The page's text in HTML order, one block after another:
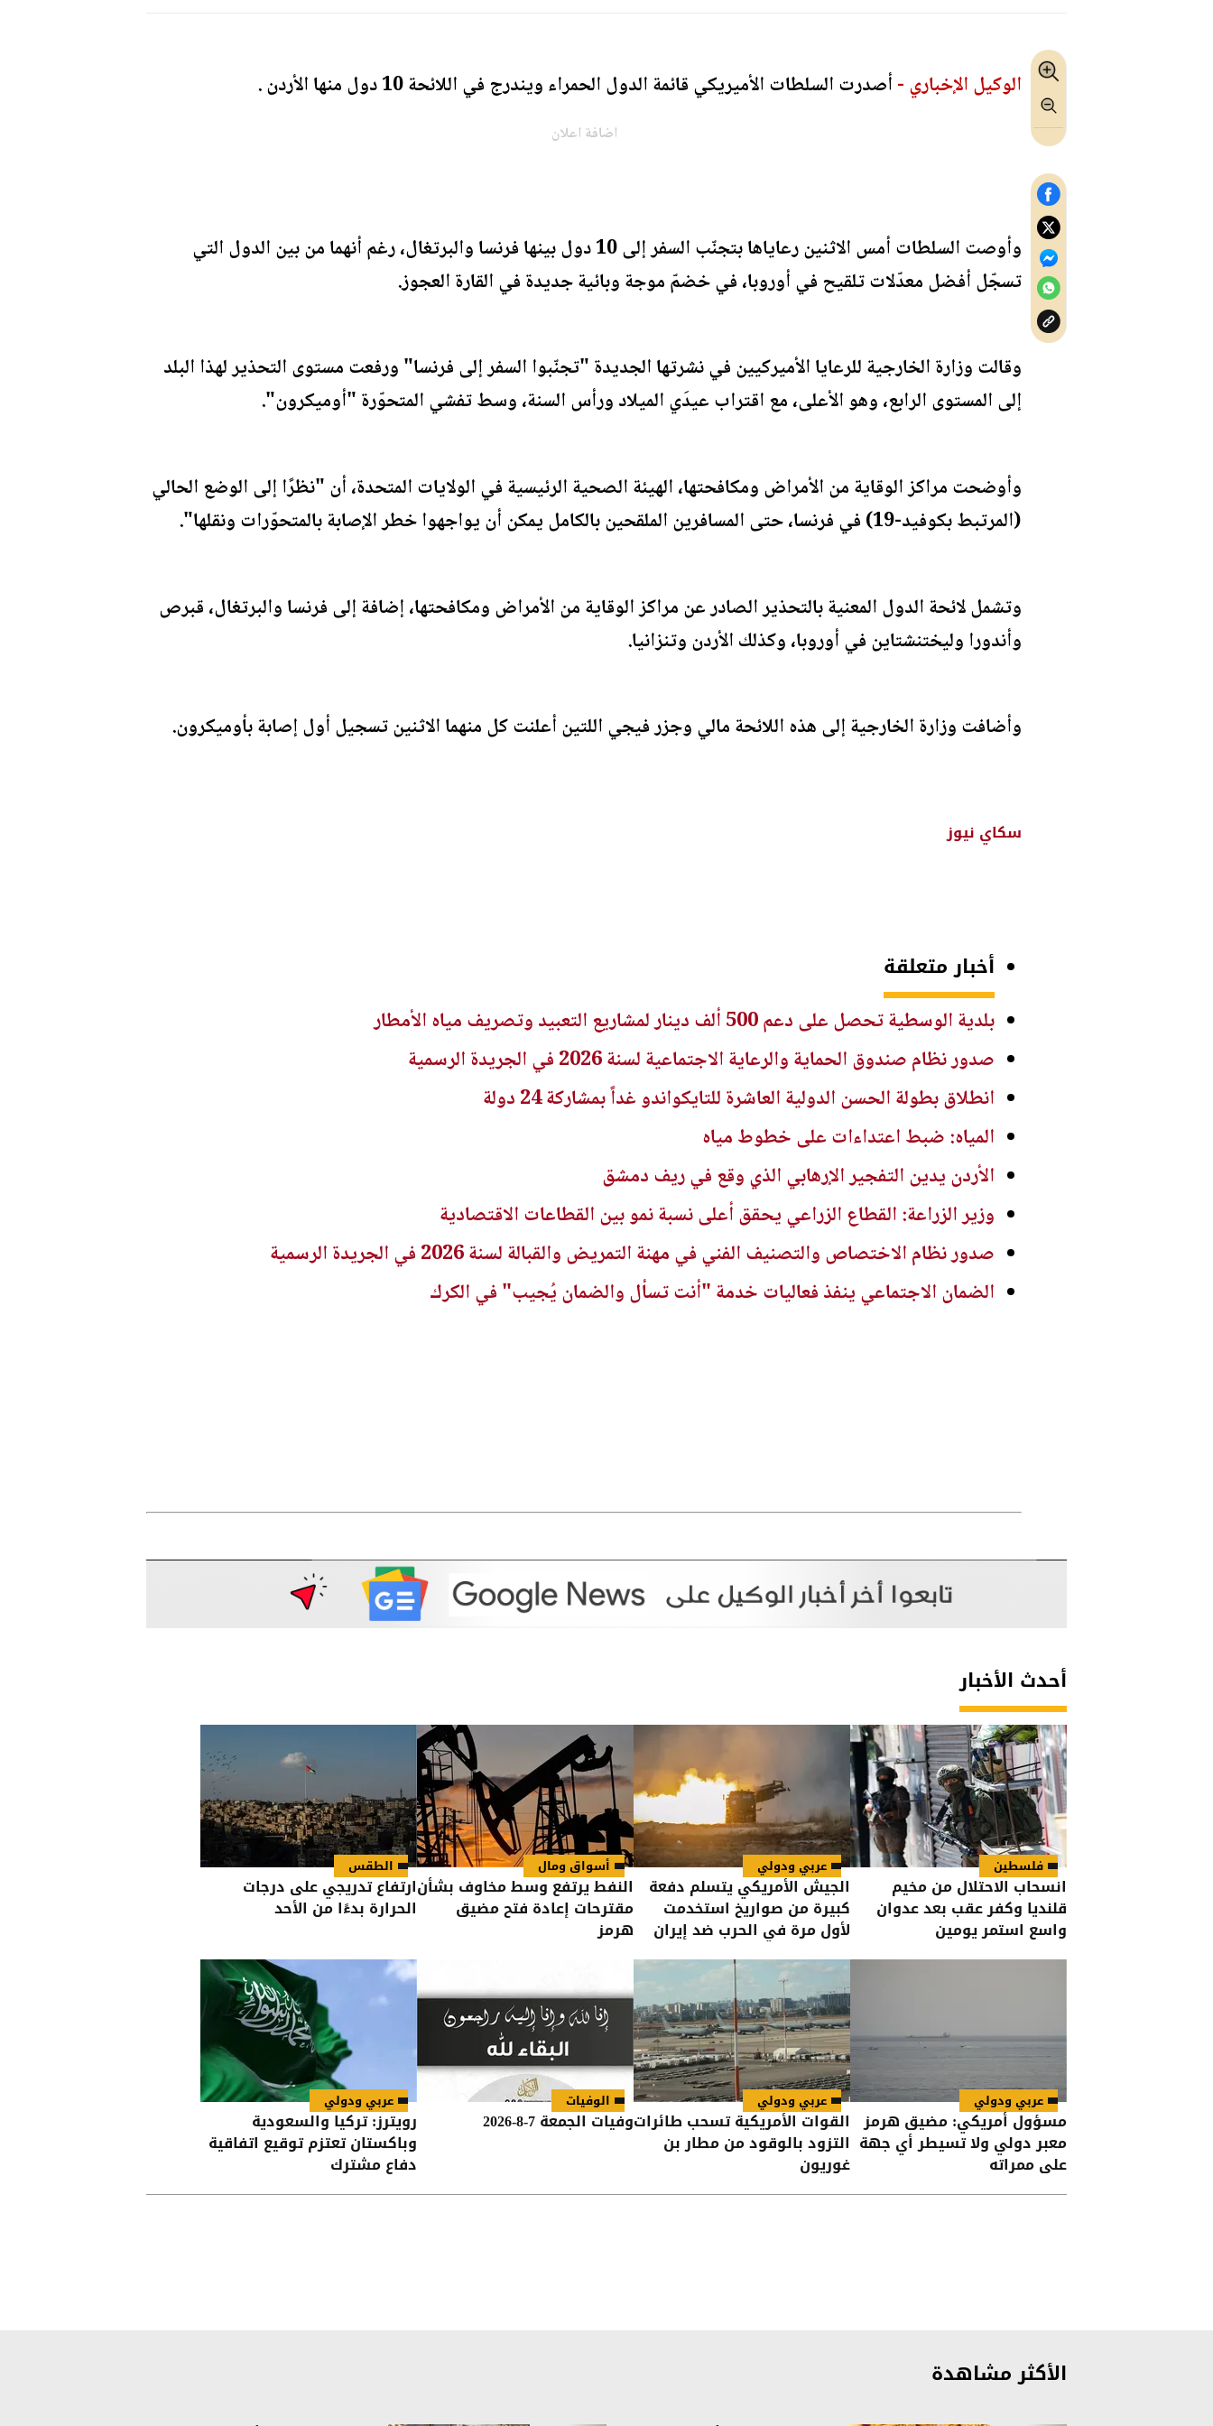
الوكيل الإخباري -أصدرت السلطات الأميريكي قائمة الدول الحمراء ويندرج في اللائحة 10 دول منها الأردن .
اضافة اعلان
وأوصت السلطات أمس الاثنين رعاياها بتجنّب السفر إلى 10 دول بينها فرنسا والبرتغال، رغم أنهما من بين الدول التي
تسجّل أفضل معدّلات تلقيح في أوروبا، في خضمّ موجة وبائية جديدة في القارة العجوز.
وقالت وزارة الخارجية للرعايا الأميركيين في نشرتها الجديدة "تجنّبوا السفر إلى فرنسا" ورفعت مستوى التحذير لهذا البلد
إلى المستوى الرابع، وهو الأعلى، مع اقتراب عيدَي الميلاد ورأس السنة، وسط تفشي المتحوّرة "أوميكرون".
وأوضحت مراكز الوقاية من الأمراض ومكافحتها، الهيئة الصحية الرئيسية في الولايات المتحدة، أن "نظرًا إلى الوضع الحالي
(المرتبط بكوفيد-19) في فرنسا، حتى المسافرين الملقحين بالكامل يمكن أن يواجهوا خطر الإصابة بالمتحوّرات ونقلها".
وتشمل لائحة الدول المعنية بالتحذير الصادر عن مراكز الوقاية من الأمراض ومكافحتها، إضافة إلى فرنسا والبرتغال، قبرص
وأندورا وليختنشتاين في أوروبا، وكذلك الأردن وتنزانيا.
وأضافت وزارة الخارجية إلى هذه اللائحة مالي وجزر فيجي اللتين أعلنت كل منهما الاثنين تسجيل أول إصابة بأوميكرون.
سكاي نيوز
أخبار متعلقة
بلدية الوسطية تحصل على دعم 500 ألف دينار لمشاريع التعبيد وتصريف مياه الأمطار
صدور نظام صندوق الحماية والرعاية الاجتماعية لسنة 2026 في الجريدة الرسمية
انطلاق بطولة الحسن الدولية العاشرة للتايكواندو غداً بمشاركة 24 دولة
المياه: ضبط اعتداءات على خطوط مياه
الأردن يدين التفجير الإرهابي الذي وقع في ريف دمشق
وزير الزراعة: القطاع الزراعي يحقق أعلى نسبة نمو بين القطاعات الاقتصادية
صدور نظام الاختصاص والتصنيف الفني في مهنة التمريض والقبالة لسنة 2026 في الجريدة الرسمية
الضمان الاجتماعي ينفذ فعاليات خدمة "أنت تسأل والضمان يُجيب" في الكرك
أحدث الأخبار
فلسطين
انسحاب الاحتلال من مخيم
قلنديا وكفر عقب بعد عدوان
واسع استمر يومين
عربي ودولي
الجيش الأمريكي يتسلم دفعة
كبيرة من صواريخ استخدمت
لأول مرة في الحرب ضد إيران
أسواق ومال
النفط يرتفع وسط مخاوف بشأن
مقترحات إعادة فتح مضيق
هرمز
الطقس
ارتفاع تدريجي على درجات
الحرارة بدءًا من الأحد
عربي ودولي
مسؤول أمريكي: مضيق هرمز
معبر دولي ولا تسيطر أي جهة
على ممراته
عربي ودولي
القوات الأمريكية تسحب طائرات
التزود بالوقود من مطار بن
غوريون
الوفيات
وفيات الجمعة 7-8-2026
عربي ودولي
رويترز: تركيا والسعودية
وباكستان تعتزم توقيع اتفاقية
دفاع مشترك
الأكثر مشاهدة